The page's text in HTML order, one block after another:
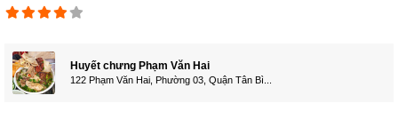
Huyết chưng Phạm Văn Hai
122 Phạm Văn Hai, Phường 03, Quận Tân Bì...